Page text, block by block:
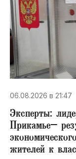
06.08.2026 в 21:47
Эксперты:
Прикамье–
жителей к